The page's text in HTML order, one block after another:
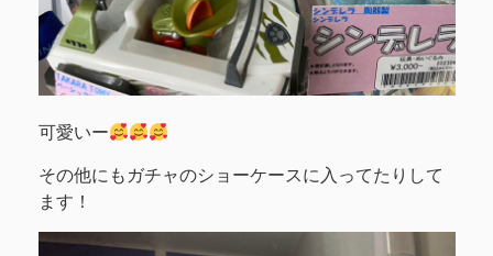
可愛いー
その他にもガチャのショーケースに入ってたりして
ます！